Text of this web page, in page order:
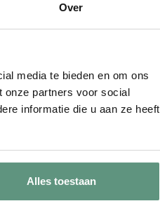
Over
media te bieden en om ons
onze partners voor social
informatie die u aan ze heeft
Alles toestaan